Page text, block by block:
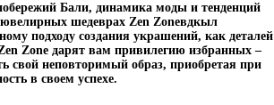
Бали, динамика моды и тенденций
шедеврах Zen Zoneвдкыл
подходу создания украшений, как деталей
Zone дарят вам привилегию избранных –
свой неповторимый образ, приобретая при
в своем успехе.